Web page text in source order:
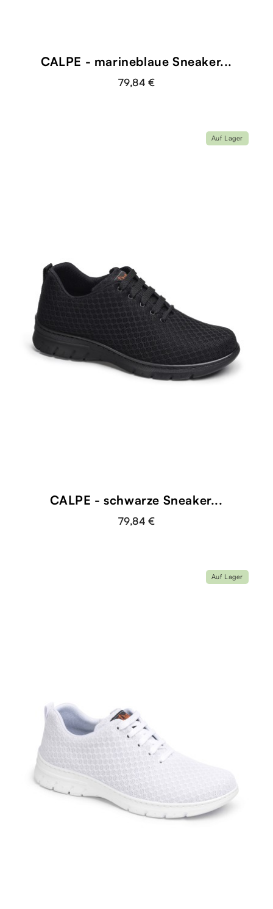
CALPE - marineblaue Sneaker...
79,84 €
CALPE - schwarze Sneaker...
79,84 €
Auf Lager
Auf Lager